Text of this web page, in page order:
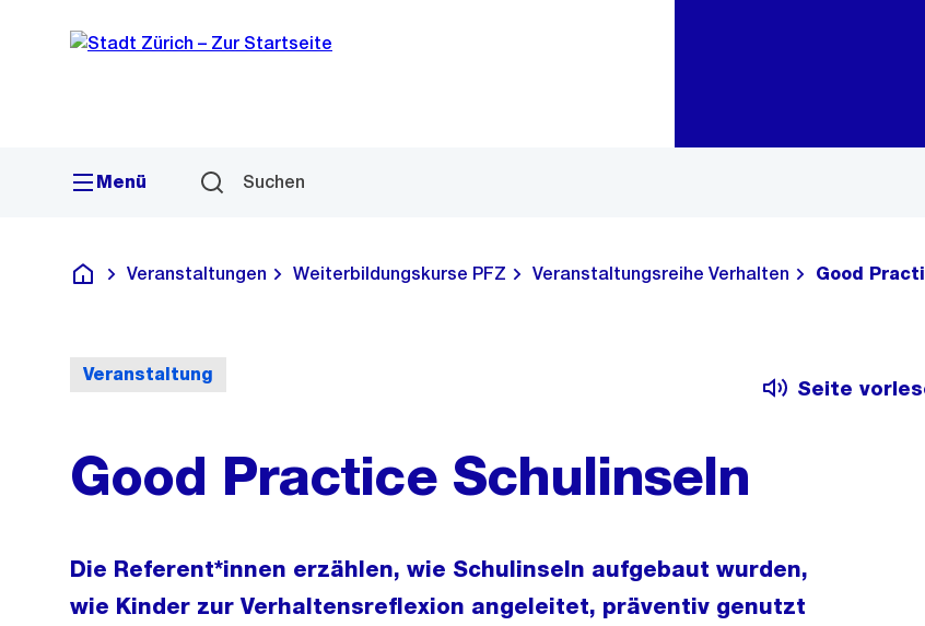
Navigation
Sprunglink
Menü Suchen
Deutsch
Veranstaltungen Weiterbildungskurse PFZ Veranstaltungsreihe Verhalten Good
Veranstaltung
Seite
Good Practice Schulinseln
Die Referent*innen erzählen, wie Schulinseln aufgebaut wurden,
wie Kinder zur Verhaltensreflexion angeleitet, präventiv genutzt